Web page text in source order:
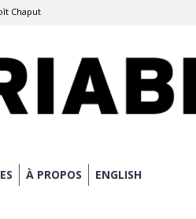
Chaput
À PROPOS ENGLISH